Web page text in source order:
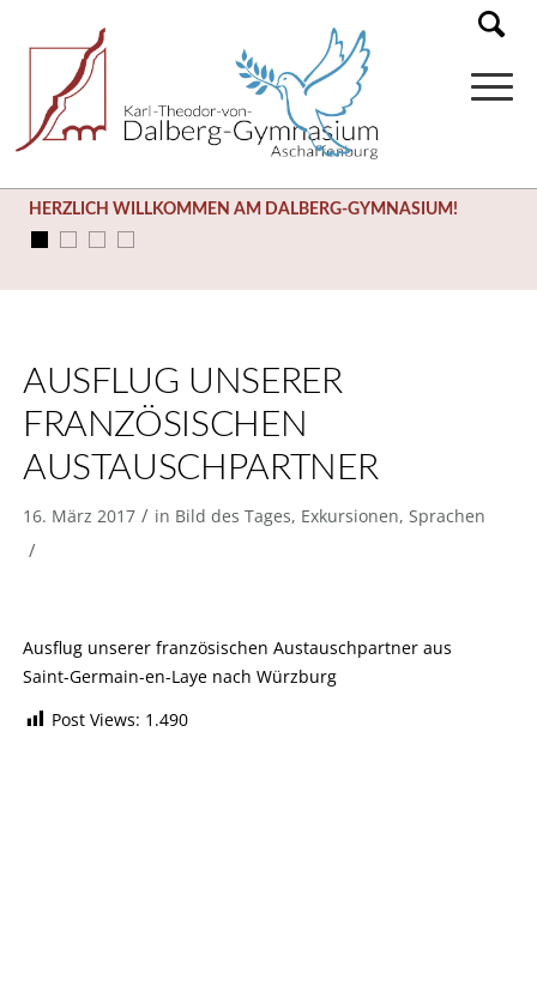
HERZLICH WILLKOMMEN AM DALBERG-GYMNASIUM!
AUSFLUG UNSERER
FRANZÖSISCHEN
AUSTAUSCHPARTNER
16. März 2017 / in Bild des Tages, Exkursionen, Sprachen
/
Ausflug unserer französischen Austauschpartner aus
Saint-Germain-en-Laye nach Würzburg
Post Views: 1.490